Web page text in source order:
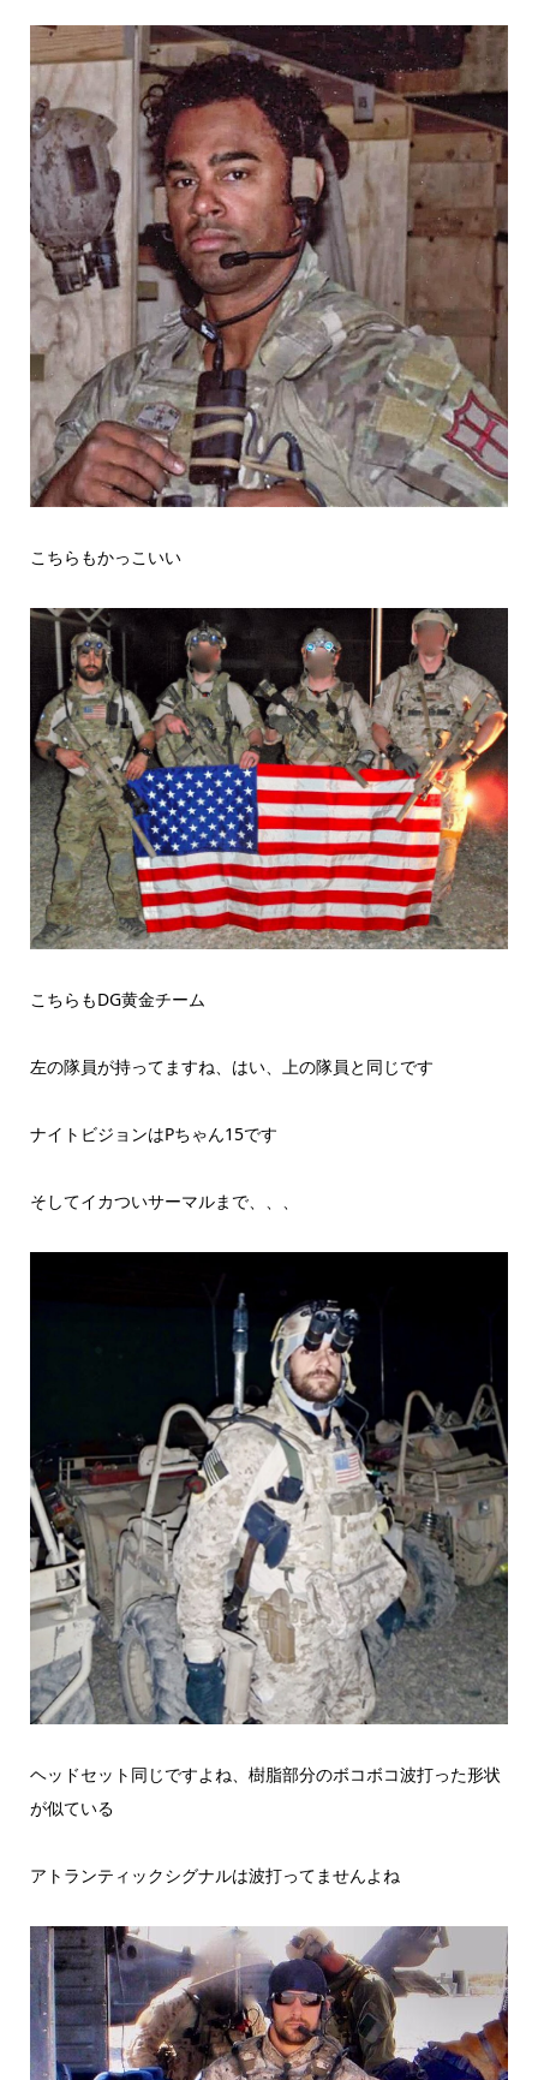
こちらもかっこいい
こちらもDG黄金チーム
左の隊員が持ってますね、はい、上の隊員と同じです
ナイトビジョンはPちゃん15です
そしてイカついサーマルまで、、、
ヘッドセット同じですよね、樹脂部分のボコボコ波打った形状
が似ている
アトランティックシグナルは波打ってませんよね